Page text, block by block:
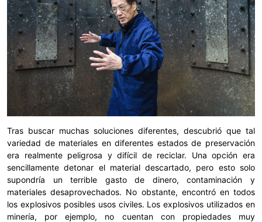
Tras buscar muchas soluciones diferentes, descubrió que tal
variedad de materiales en diferentes estados de preservación
era realmente peligrosa y difícil de reciclar. Una opción era
sencillamente detonar el material descartado, pero esto solo
supondría un terrible gasto de dinero, contaminación y
materiales desaprovechados. No obstante, encontró en todos
los explosivos posibles usos civiles. Los explosivos utilizados en
minería, por ejemplo, no cuentan con propiedades muy